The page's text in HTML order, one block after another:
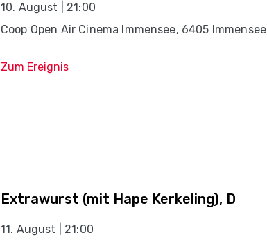
10. August | 21:00
Coop Open Air Cinema Immensee, 6405 Immensee
Zum Ereignis
Extrawurst (mit Hape Kerkeling), D
11. August | 21:00